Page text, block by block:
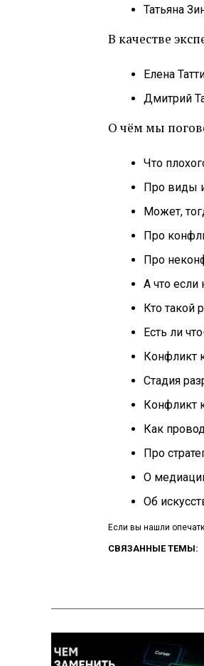
Татьяна
В качестве
Елена
Дмитрий
О чём мы
Что
Про виды
Может,
Про
Про
А что если
Кто такой
Есть ли
Конфликт
Стадия
Конфликт
Как
Про
О
Об
Если вы нашли
СВЯЗАННЫЕ ТЕМЫ: